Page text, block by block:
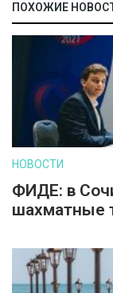
ПОХОЖИЕ
НОВОСТИ
ФИДЕ: в
шахматные